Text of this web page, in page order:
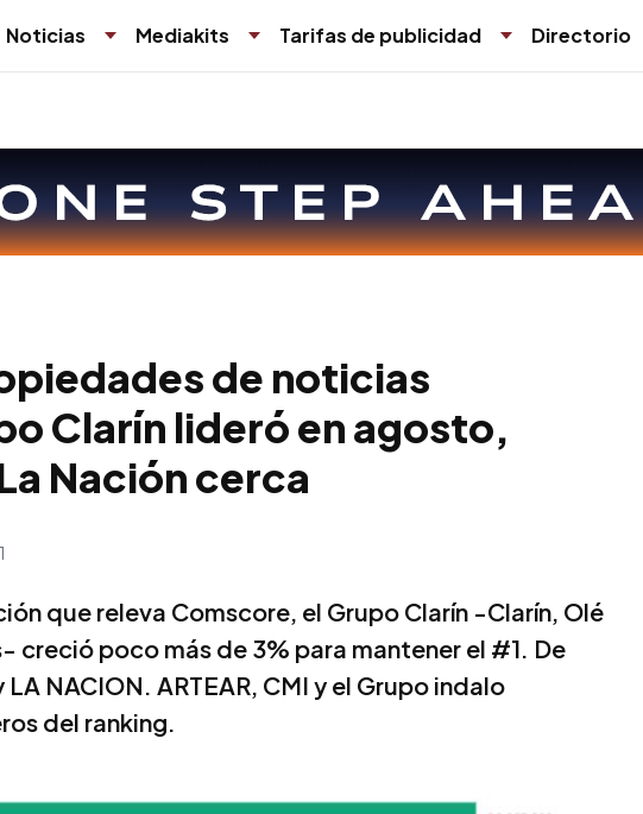
Noticias Mediakits Tarifas de publicidad Directorio
de noticias
Clarín lideró en agosto,
Nación cerca
que releva Comscore, el Grupo Clarín -Clarín, Olé
creció poco más de 3% para mantener el #1. De
NACION. ARTEAR, CMI y el Grupo indalo
del ranking.